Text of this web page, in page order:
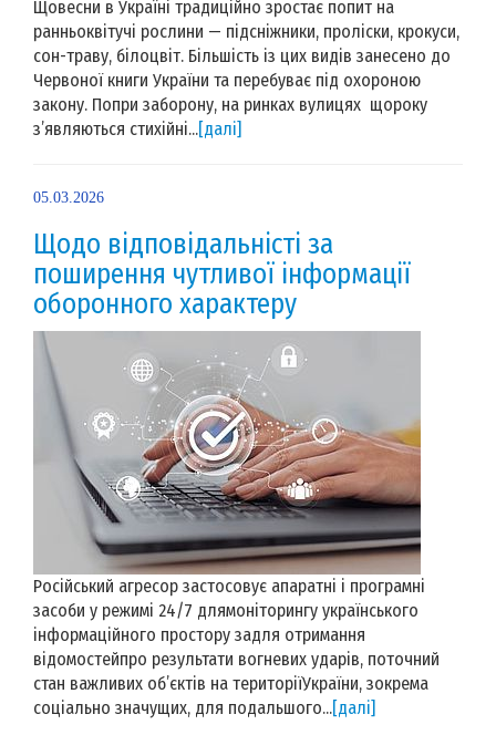
Щовесни в Україні традиційно зростає попит на
ранньоквітучі рослини — підсніжники, проліски, крокуси,
сон-траву, білоцвіт. Більшість із цих видів занесено до
Червоної книги України та перебуває під охороною
закону. Попри заборону, на ринках вулицях щороку
з’являються стихійні...[далі]
05.03.2026
Щодо відповідальністі за
поширення чутливої інформації
оборонного характеру
Російський агресор застосовує апаратні і програмні
засоби у режимі 24/7 длямоніторингу українського
інформаційного простору задля отримання
відомостейпро результати вогневих ударів, поточний
стан важливих об’єктів на територіїУкраїни, зокрема
соціально значущих, для подальшого...[далі]